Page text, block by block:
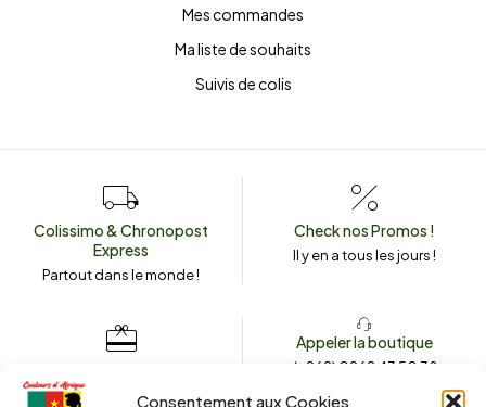
Consentement aux Cookies
Mes commandes
Ma liste de souhaits
Suivis de colis
Colissimo & Chronopost
Express
Partout dans le monde !
Check nos Promos !
Il y en a tous les jours !
couleursdafrique974.com
Appeler la boutique
(+262) 0262 43 50 38